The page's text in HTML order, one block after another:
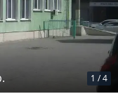
1 /4